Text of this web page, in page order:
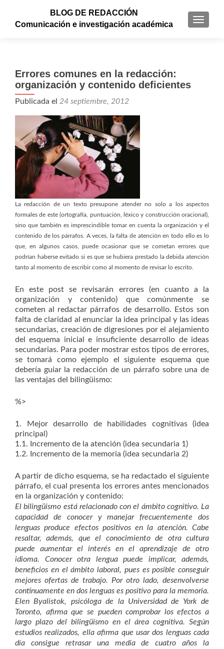
BLOG DE REDACCIÓN
Comunicación e investigación académica
Errores comunes en la redacción:
organización y contenido deficientes
Publicada el 24 septiembre, 2012
La redacción de un texto presupone atender no solo a los aspectos
formales de este (ortografía, puntuación, léxico y construcción oracional),
sino que también es imprescindible tomar en cuenta la organización y el
contenido de los párrafos. A veces, la falta de atención en todo ello es lo
que, en algunos casos, puede ocasionar que se cometan errores que
podrían haberse evitado si es que se hubiera prestado la debida atención
tanto al momento de escribir como al momento de revisar lo escrito.
En este post se revisarán errores (en cuanto a la
organización y contenido) que comúnmente se
cometen al redactar párrafos de desarrollo. Estos son
falta de claridad al enunciar la idea principal y las ideas
secundarias, creación de digresiones por el alejamiento
del esquema inicial e insuficiente desarrollo de ideas
secundarias. Para poder mostrar estos tipos de errores,
se tomará como ejemplo el siguiente esquema que
debería guiar la redacción de un párrafo sobre una de
las ventajas del bilingüismo:
%>
1. Mejor desarrollo de habilidades cognitivas (idea
principal)
1.1. Incremento de la atención (idea secundaria 1)
1.2. Incremento de la memoria (idea secundaria 2)
A partir de dicho esquema, se ha redactado el siguiente
párrafo, el cual presenta los errores antes mencionados
en la organización y contenido:
El bilingüismo está relacionado con el ámbito cognitivo. La
capacidad de conocer y manejar frecuentemente dos
lenguas produce efectos positivos en la atención. Cabe
resaltar, además, que el conocimiento de otra cultura
puede aumentar el interés en el aprendizaje de otro
idioma. Conocer otra lengua puede implicar, además,
beneficios en el ámbito laboral, pues es posible conseguir
mejores ofertas de trabajo. Por otro lado, desenvolverse
continuamente en dos lenguas es positivo para la memoria.
Elen Byalistok, psicóloga de la Universidad de York de
Toronto, afirma que se pueden comprobar los efectos a
largo plazo del bilingüismo en el área cognitiva. Según
estudios realizados, ella afirma que usar dos lenguas cada
día consigue retrasar una media de cuatro años la